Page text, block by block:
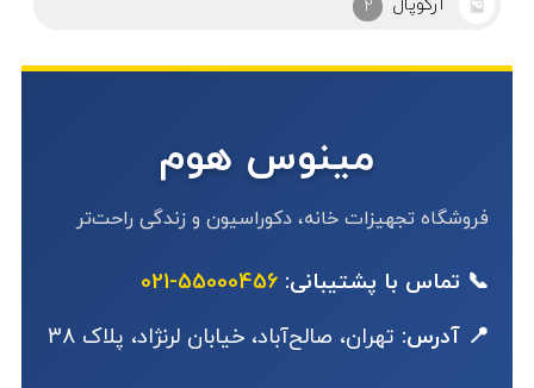
2
مینوس هوم
فروشگاه تجهیزات خانه، دکوراسیون و زندگی راحت‌تر
📞 تماس با پشتیبانی: 55000456-021
📍 آدرس: تهران، صالح‌آباد، خیابان لرنژاد، پلاک 38